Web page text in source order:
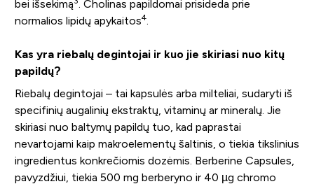
bei išsekimą
. Cholinas papildomai prisideda prie
normalios lipidų apykaitos4.
Kas yra riebalų degintojai ir kuo jie skiriasi nuo kitų
papildų?
Riebalų degintojai – tai kapsulės arba milteliai, sudaryti iš
specifinių augalinių ekstraktų, vitaminų ar mineralų. Jie
skiriasi nuo baltymų papildų tuo, kad paprastai
nevartojami kaip makroelementų šaltinis, o tiekia tikslinius
ingredientus konkrečiomis dozėmis. Berberine Capsules,
pavyzdžiui, tiekia 500 mg berberyno ir 40 µg chromo